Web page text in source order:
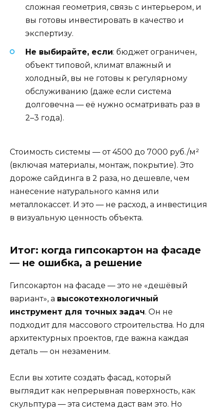
сложная геометрия, связь с интерьером, и
вы готовы инвестировать в качество и
экспертизу.
Не выбирайте, если: бюджет ограничен,
объект типовой, климат влажный и
холодный, вы не готовы к регулярному
обслуживанию (даже если система
долговечна — её нужно осматривать раз в
2–3 года).
Стоимость системы — от 4500 до 7000 руб./м²
(включая материалы, монтаж, покрытие). Это
дороже сайдинга в 2 раза, но дешевле, чем
нанесение натурального камня или
металлокассет. И это — не расход, а инвестиция
в визуальную ценность объекта.
Итог: когда гипсокартон на фасаде
— не ошибка, а решение
Гипсокартон на фасаде — это не «дешёвый
вариант», а высокотехнологичный
инструмент для точных задач. Он не
подходит для массового строительства. Но для
архитектурных проектов, где важна каждая
деталь — он незаменим.
Если вы хотите создать фасад, который
выглядит как непрерывная поверхность, как
скульптура — эта система даст вам это. Но